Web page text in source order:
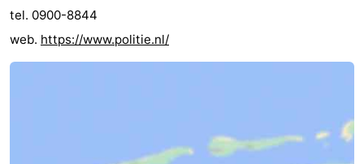
tel. 0900-8844
web. https://www.politie.nl/